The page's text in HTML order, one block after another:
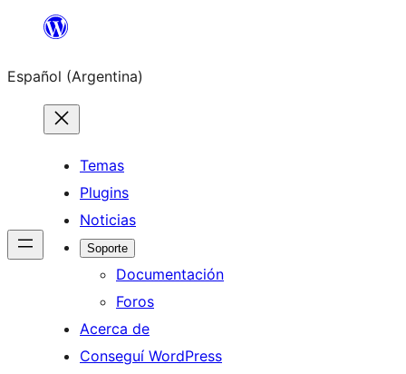
Saltar
contenido
Español (Argentina)
Temas
Plugins
Noticias
Soporte
Documentación
Foros
Acerca de
Conseguí WordPress